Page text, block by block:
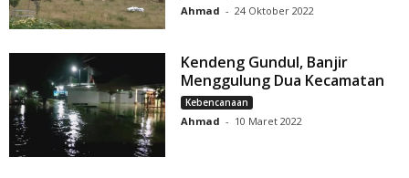
Ahmad - 24 Oktober 2022
Kendeng Gundul, Banjir
Menggulung Dua Kecamatan
Kebencanaan
Ahmad - 10 Maret 2022